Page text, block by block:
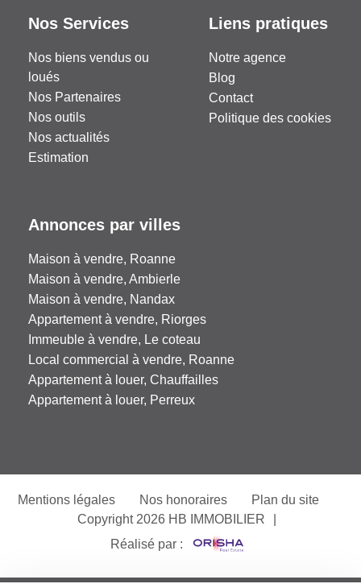
Nos Services
Nos biens vendus ou
loués
Nos Partenaires
Nos outils
Nos actualités
Estimation
Liens pratiques
Notre agence
Blog
Contact
Politique des cookies
Annonces par villes
Maison à vendre, Roanne
Maison à vendre, Ambierle
Maison à vendre, Nandax
Appartement à vendre, Riorges
Immeuble à vendre, Le coteau
Local commercial à vendre, Roanne
Appartement à louer, Chauffailles
Appartement à louer, Perreux
Mentions légales Nos honoraires
Plan du site
Copyright 2026 HB IMMOBILIER
Réalisé par :